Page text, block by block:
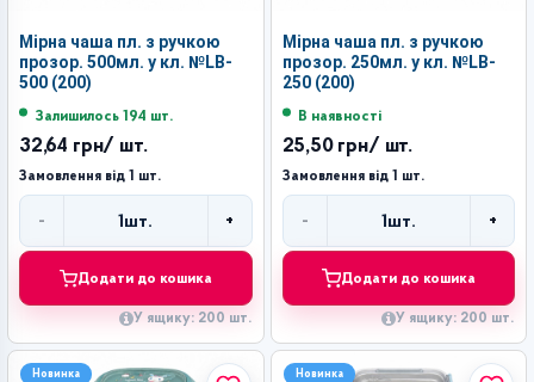
Мірна чаша пл. з ручкою
прозор. 500мл. у кл. №LB-
500 (200)
Залишилось 194 шт.
32,64 грн/ шт.
Замовлення від 1 шт.
- 1 шт. +
Додати до кошика
У ящику: 200 шт.
Мірна чаша пл. з ручкою
прозор. 250мл. у кл. №LB-
250 (200)
В наявності
25,50 грн/ шт.
Замовлення від 1 шт.
- 1 шт. +
Додати до кошика
У ящику: 200 шт.
Новинка Новинка